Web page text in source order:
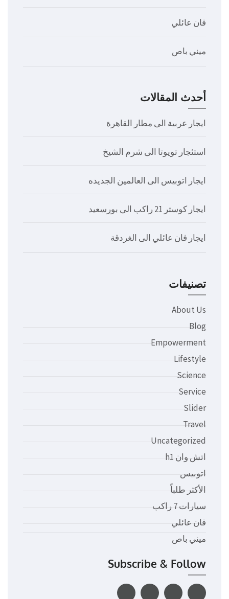
فان عائلي
ميني باص
أحدث المقالات
ايجار عربية الى مطار القاهرة
استئجار تويوتا الى شرم الشيخ
ايجار اتوبيس الى العالمين الجديده
ايجار كوستر 21 راكب الى بورسعيد
ايجار فان عائلي الى الغردقة
تصنيفات
About Us
Blog
Empowerment
Lifestyle
Science
Service
Slider
Travel
Uncategorized
اتش وان h1
اتوبيس
الأكثر طلباً
سيارات 7 راكب
فان عائلي
ميني باص
Subscribe & Follow